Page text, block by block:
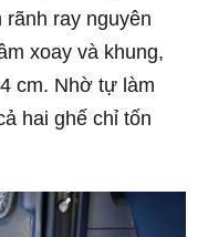
ray nguyên
xoay và khung,
cm. Nhờ tự làm
hai ghế chỉ tốn